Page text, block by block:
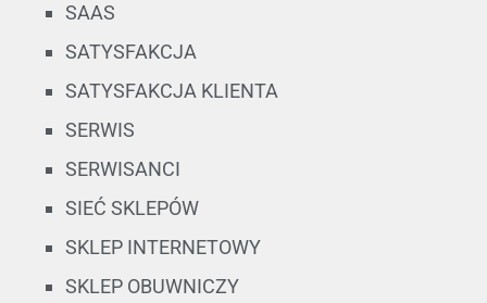
SAAS
SATYSFAKCJA
SATYSFAKCJA KLIENTA
SERWIS
SERWISANCI
SIEĆ SKLEPÓW
SKLEP INTERNETOWY
SKLEP OBUWNICZY